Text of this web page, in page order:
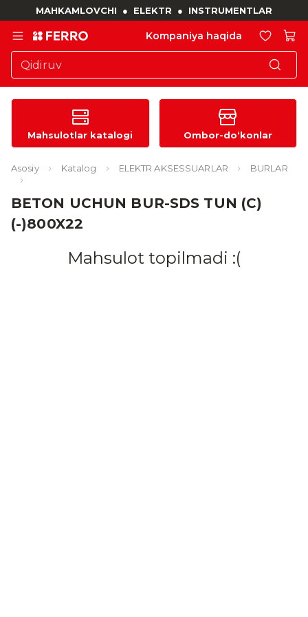
MAHKAMLOVCHI ● ELEKTR ● INSTRUMENTLAR
Kompaniya haqida
Mahsulotlar katalogi Ombor-do‘konlar
Asosiy Katalog ELEKTR AKSESSUARLAR BURLAR
BETON UCHUN BUR-SDS TUN (C)
(-)800X22
Mahsulot topilmadi :(